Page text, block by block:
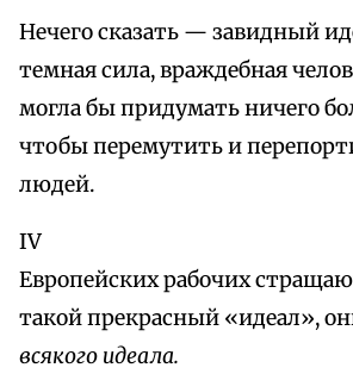
Нечего сказать — завидный
темная сила, враждебная
могла бы придумать ничего
чтобы перемутить и
людей.
IV
Европейских рабочих
такой прекрасный «идеал»,
всякого идеала.